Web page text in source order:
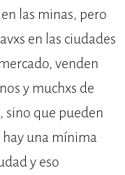
las minas, pero
en las ciudades
venden
y muchxs de
sino que pueden
hay una mínima
y eso